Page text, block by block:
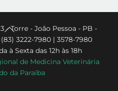
Back
To
Top
- Torre - João Pessoa - PB -
3222-7980 | 3578-7980
à Sexta das 12h às 18h
de Medicina Veterinária
da Paraíba